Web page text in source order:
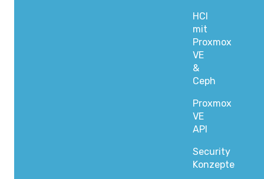
HCI
mit
Proxmox
VE
&
Ceph
Proxmox
VE
API
Security
Konzepte